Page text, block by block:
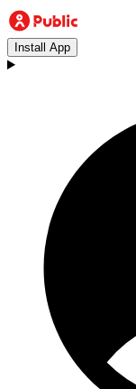
Install App